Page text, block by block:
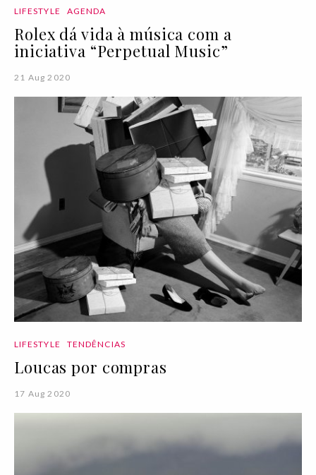
LIFESTYLE AGENDA
Rolex dá vida à música com a
iniciativa “Perpetual Music”
21 Aug 2020
LIFESTYLE TENDÊNCIAS
Loucas por compras
17 Aug 2020